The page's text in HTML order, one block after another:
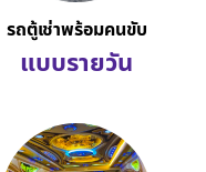
รถตู้เช่าพร้อมคนขับ
แบบรายวัน